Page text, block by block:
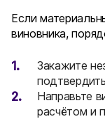
Если
виновника,
Закажите
Направьте
расчётом и